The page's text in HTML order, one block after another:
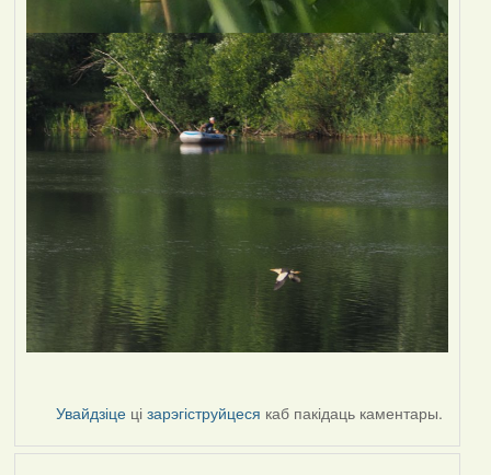
Увайдзіце цізарэгіструйцеся каб пакідаць каментары.